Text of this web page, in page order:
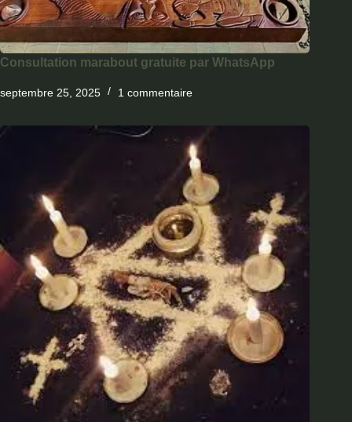
Consultation marabout gratuite par WhatsApp
septembre 25, 2025 1 commentaire